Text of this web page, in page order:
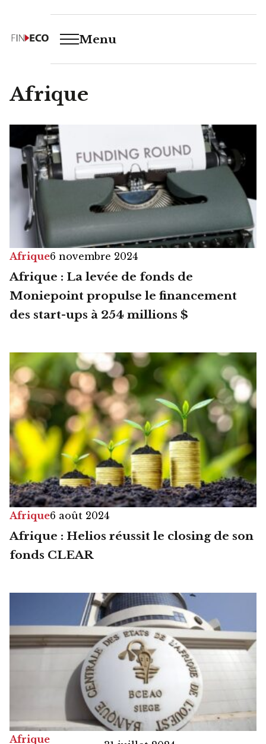
Menu
Afrique
Afrique6 novembre 2024
Afrique : La levée de fonds de
Moniepoint propulse le financement
des start-ups à 254 millions $
Afrique6 août 2024
Afrique : Helios réussit le closing de son
fonds CLEAR
Afrique